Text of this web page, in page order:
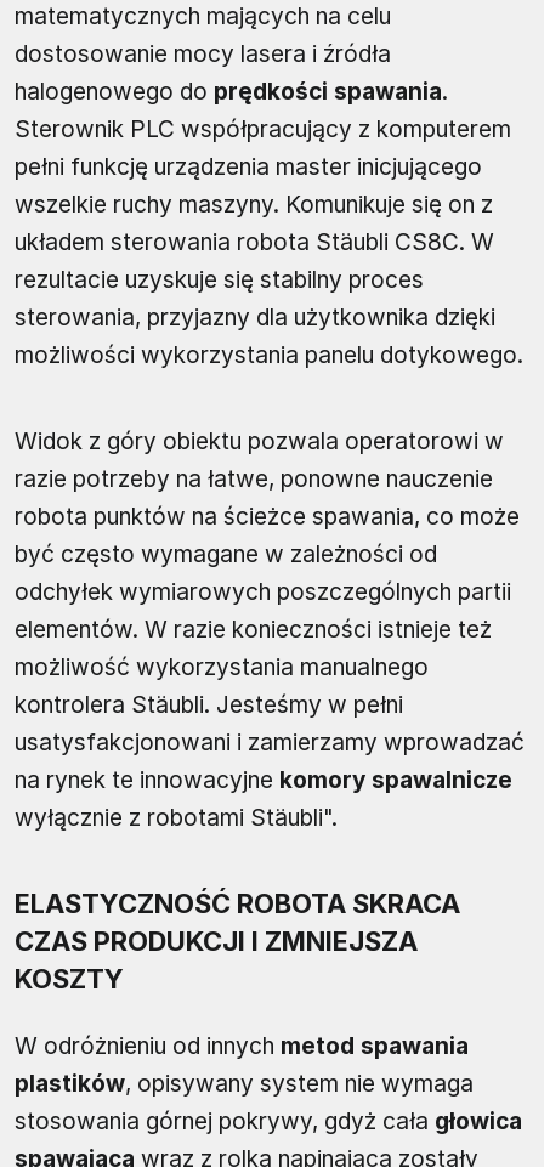
matematycznych mających na celu
dostosowanie mocy lasera i źródła
halogenowego do prędkości spawania.
Sterownik PLC współpracujący z komputerem
pełni funkcję urządzenia master inicjującego
wszelkie ruchy maszyny. Komunikuje się on z
układem sterowania robota Stäubli CS8C. W
rezultacie uzyskuje się stabilny proces
sterowania, przyjazny dla użytkownika dzięki
możliwości wykorzystania panelu dotykowego.
Widok z góry obiektu pozwala operatorowi w
razie potrzeby na łatwe, ponowne nauczenie
robota punktów na ścieżce spawania, co może
być często wymagane w zależności od
odchyłek wymiarowych poszczególnych partii
elementów. W razie konieczności istnieje też
możliwość wykorzystania manualnego
kontrolera Stäubli. Jesteśmy w pełni
usatysfakcjonowani i zamierzamy wprowadzać
na rynek te innowacyjne komory spawalnicze
wyłącznie z robotami Stäubli".
ELASTYCZNOŚĆ ROBOTA SKRACA
CZAS PRODUKCJI I ZMNIEJSZA
KOSZTY
W odróżnieniu od innych metod spawania
plastików, opisywany system nie wymaga
stosowania górnej pokrywy, gdyż cała głowica
spawająca wraz z rolką napinającą zostały